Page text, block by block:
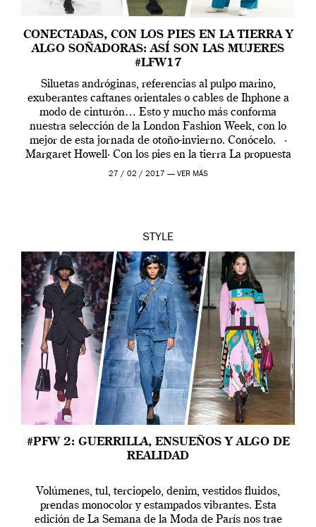
CONECTADAS, CON LOS PIES EN LA TIERRA Y
ALGO SOÑADORAS: ASÍ SON LAS MUJERES
#LFW17
Siluetas andróginas, referencias al pulpo marino,
exuberantes caftanes orientales o cables de Ihphone a
modo de cinturón… Esto y mucho más conforma
nuestra selección de la London Fashion Week, con lo
mejor de esta jornada de otoño-invierno. Conócelo. ·
Margaret Howell· Con los pies en la tierra La propuesta
de Margaret Howell apunta fuerte hacia […]
27 / 02 / 2017 — VER MÁS
STYLE
#PFW 2: GUERRILLA, ENSUEÑOS Y ALGO DE
REALIDAD
Volúmenes, tul, terciopelo, denim, vestidos fluidos,
prendas monocolor y estampados vibrantes. Esta
edición de La Semana de la Moda de París nos trae